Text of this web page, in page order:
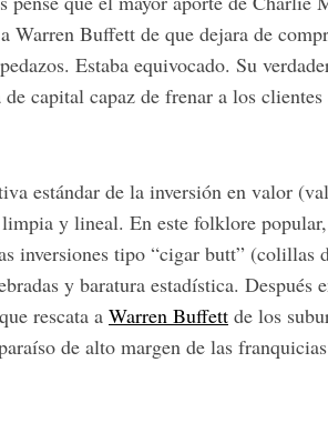
Warren Buffett de que dejara de
Estaba equivocado. Su
capital capaz de frenar a los
estándar de la inversión en valor
y lineal. En este folklore
inversiones tipo “cigar butt”
y baratura estadística.
rescata a Warren Buffett de los
de alto margen de las